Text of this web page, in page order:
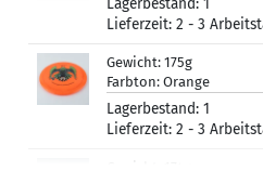
Lagerbestand: 1
Lieferzeit: 2 - 3
Gewicht: 175g
Farbton: Orange
Lagerbestand: 1
Lieferzeit: 2 - 3